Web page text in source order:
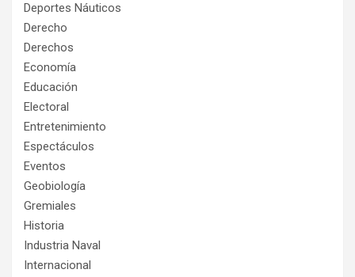
Deportes Náuticos
Derecho
Derechos
Economía
Educación
Electoral
Entretenimiento
Espectáculos
Eventos
Geobiología
Gremiales
Historia
Industria Naval
Internacional